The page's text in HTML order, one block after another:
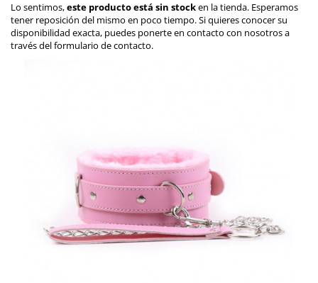
Lo sentimos,este producto está sin stocken la tienda. Esperamos
tener reposición del mismo en poco tiempo. Si quieres conocer su
disponibilidad exacta, puedes ponerte en contacto con nosotros a
través delformulario de contacto.